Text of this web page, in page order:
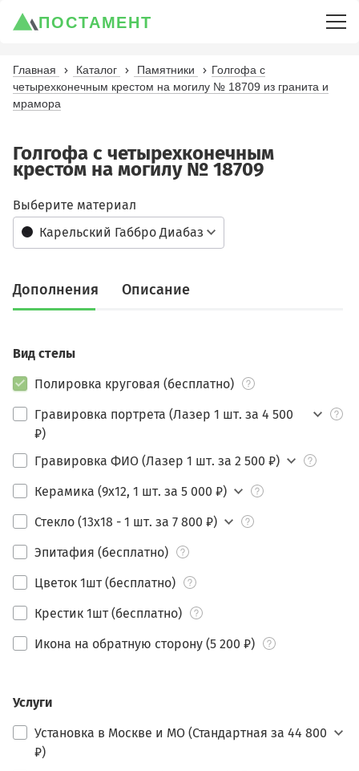
ПОСТАМЕНТ
Главная Каталог Памятники
Голгофа с
четырехконечным крестом на могилу № 18709 из гранита и
мрамора
Голгофа с четырехконечным
крестом на могилу № 18709
Карельский Габбро Диабаз
Выберите материал
Дополнения Описание
Вид стелы
Полировка круговая (бесплатно)
Гравировка портрета (Лазер 1 шт. за 4 500
₽)
Гравировка ФИО (Лазер 1 шт. за 2 500 ₽)
Керамика (9х12, 1 шт. за 5 000 ₽)
Стекло (13х18 - 1 шт. за 7 800 ₽)
Эпитафия (бесплатно)
Цветок 1шт (бесплатно)
Крестик 1шт (бесплатно)
Икона на обратную сторону (5 200 ₽)
Услуги
Установка в Москве и МО (Стандартная за 44 800
₽)